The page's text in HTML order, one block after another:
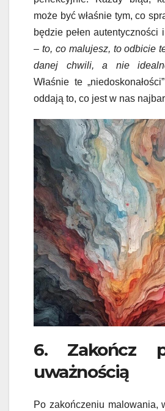
może być właśnie tym, co
będzie pełen autentyczności
– to, co malujesz, to odbicie
danej chwili, a nie
Właśnie te
oddają to, co jest w nas
6. Zakończ
uważnością
Po zakończeniu malowania,